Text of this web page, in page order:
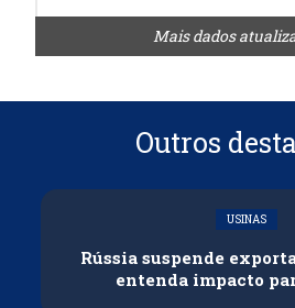
Mais dados
Outros
USINAS
Rússia suspende
entenda impacto